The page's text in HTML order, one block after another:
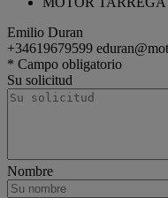
Emilio Duran
+34619679599
tractor
Renault Trucks T
* Campo obligatorio
Su solicitud
Nombre